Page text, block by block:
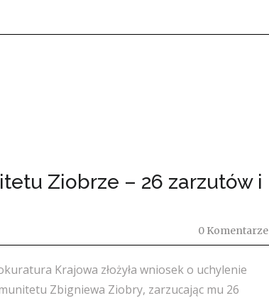
Ziobrze – 26 zarzutów i
0 Komentarze
Krajowa złożyła wniosek o uchylenie
Zbigniewa Ziobry, zarzucając mu 26